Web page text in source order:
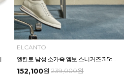
엘칸토 남성 소가죽 스티치포인트 스니커즈 4cm LCMS63U513
ELCANTO
엘칸토 남성 소가죽 엠보 스니커즈 3.5cm LCMS70U513
152,100원 239,000원